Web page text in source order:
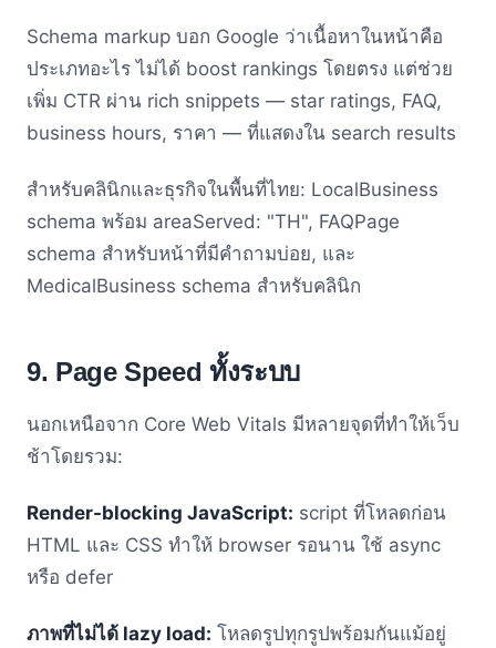
Schema markup บอก Google ว่าเนื้อหาในหน้าคือ
ประเภทอะไร ไม่ได้ boost rankings โดยตรง แต่ช่วย
เพิ่ม CTR ผ่าน rich snippets — star ratings, FAQ,
business hours, ราคา — ที่แสดงใน search results
สำหรับคลินิกและธุรกิจในพื้นที่ไทย: LocalBusiness
schema พร้อม areaServed: "TH", FAQPage
schema สำหรับหน้าที่มีคำถามบ่อย, และ
MedicalBusiness schema สำหรับคลินิก
9. Page Speed ทั้งระบบ
นอกเหนือจาก Core Web Vitals มีหลายจุดที่ทำให้เว็บ
ช้าโดยรวม:
Render-blocking JavaScript: script ที่โหลดก่อน
HTML และ CSS ทำให้ browser รอนาน ใช้ async
หรือ defer
ภาพที่ไม่ได้ lazy load: โหลดรูปทุกรูปพร้อมกันแม้อยู่